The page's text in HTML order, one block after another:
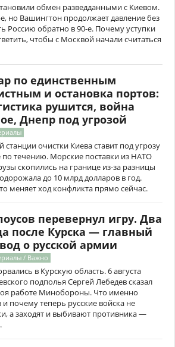
обмен разведданными с Киевом.
но Вашингтон продолжает давление без
Россию обратно в 90-е. Почему уступки
чтобы с Москвой начали считаться
по единственным
и остановка портов:
рушится, война
Днепр под угрозой
станции очистки Киева ставит под угрозу
течению. Морские поставки из НАТО
скопились на границе из-за разницы
до 10 млрд долларов в год.
меняет ход конфликта прямо сейчас.
перевернул игру. Два
после Курска — главный
о русской армии
/ Важно
в Курскую область. 6 августа
подполья Сергей Лебедев сказал
работе Минобороны. Что именно
почему теперь русские войска не
а заходят и выбивают противника —